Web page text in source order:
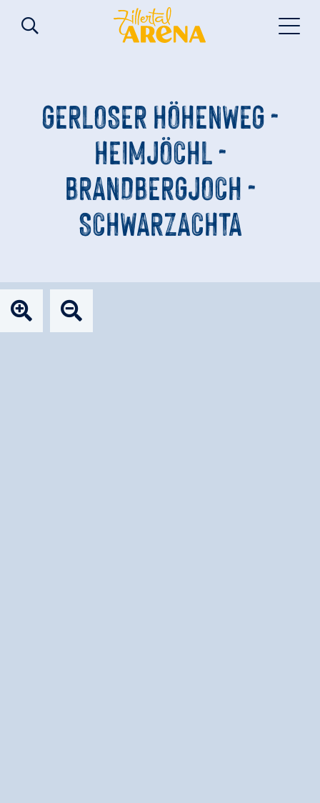
GERLOSER HÖHENWEG -
HEIMJÖCHL -
BRANDBERGJOCH -
SCHWARZACHTA